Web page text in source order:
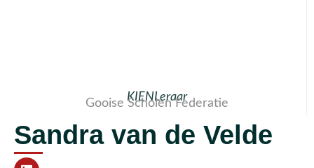
KIENLeraar
Gooise Scholen Federatie
Sandra van de Velde